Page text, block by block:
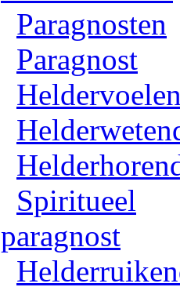
Paragnosten
Paragnost
Spiritueel
paragnost